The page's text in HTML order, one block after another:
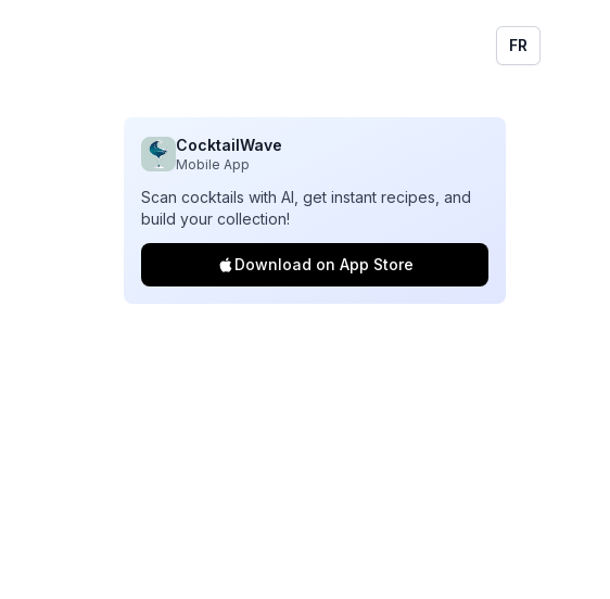
FR
CocktailWave
Mobile App
Scan cocktails with AI, get instant recipes, and
build your collection!
Download on App Store